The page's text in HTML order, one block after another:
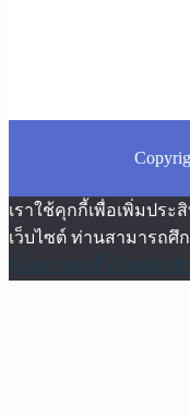
เราใช้คุกกี้เพื่อเพิ่มปร
เว็บไซต์ ท่านสามารถศึ
นโยบายคุกกี้ (Cookies